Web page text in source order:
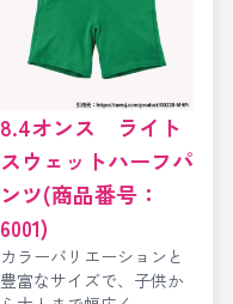
8.4オンス ライト
スウェットハーフパ
ンツ(商品番号：
6001)
カラーバリエーションと
豊富なサイズで、子供か